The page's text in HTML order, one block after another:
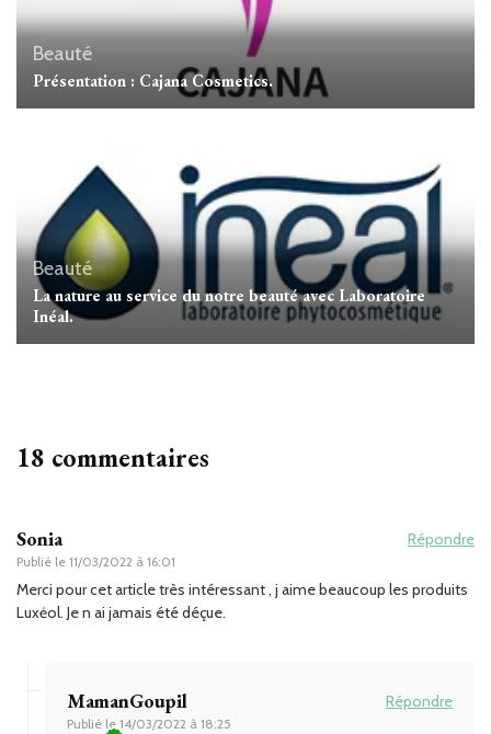
Beauté
Présentation : Cajana Cosmetics.
Beauté
La nature au service du notre beauté avec Laboratoire
Inéal.
18 commentaires
Sonia
Publié le 11/03/2022 à 16:01
Répondre
Merci pour cet article très intéressant , j aime beaucoup les produits
Luxėol. Je n ai jamais été déçue.
MamanGoupil
Publié le 14/03/2022 à 18:25
Répondre